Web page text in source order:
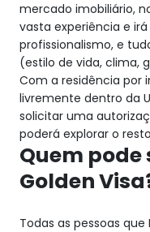
mercado imobiliário,
vasta experiência e
profissionalismo, e
(estilo de vida, clima,
Com a residência por
livremente dentro da
solicitar uma
poderá explorar o
Quem
Golden
Todas as pessoas que